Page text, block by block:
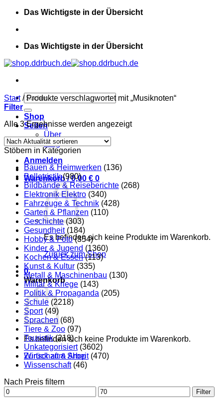
Zum
springen
Das Wichtigste in der Übersicht
Das Wichtigste in der Übersicht
Suchen
nach:
Shop
Seiten
Über
Blog
Anmelden
Warenkorb /0,00 € 0
Es befinden sich keine Produkte im Warenkorb.
Zurück zum Shop
0
Warenkorb
Es befinden sich keine Produkte im Warenkorb.
Zurück zum Shop
Start /Produkte verschlagwortet mit „Musiknoten“
Filter
Alle 3 Ergebnisse werden angezeigtNach
Stöbern in Kategorien
Bauen & Heimwerken (136)
Belletristik (980)
Bildbände & Reiseberichte (268)
Elektronik Elektro (340)
Fahrzeuge & Technik (428)
Garten & Pflanzen (110)
Geschichte (303)
Gesundheit (184)
Hobby & Foto (354)
Kinder & Jugend (1360)
Kochen & Essen (113)
Kunst & Kultur (335)
Metall & Maschinenbau (130)
Militär & Kriege (143)
Politik & Propaganda (205)
Schule (2218)
Sport (49)
Sprachen (68)
Tiere & Zoo (97)
Touristik (218)
Unkategorisiert (3602)
Wirtschaft & Arbeit (470)
Wissenschaft (46)
Nach Preis filtern
Min.
Preis
Max.
Preis
Filter